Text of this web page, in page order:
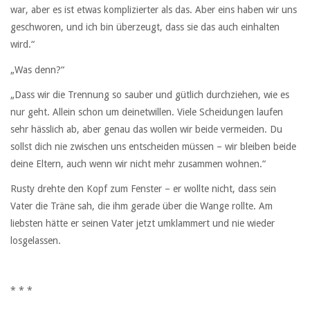
war, aber es ist etwas komplizierter als das. Aber eins haben wir uns
geschworen, und ich bin überzeugt, dass sie das auch einhalten
wird.“
„Was denn?“
„Dass wir die Trennung so sauber und gütlich durchziehen, wie es
nur geht. Allein schon um deinetwillen. Viele Scheidungen laufen
sehr hässlich ab, aber genau das wollen wir beide vermeiden. Du
sollst dich nie zwischen uns entscheiden müssen – wir bleiben beide
deine Eltern, auch wenn wir nicht mehr zusammen wohnen.“
Rusty drehte den Kopf zum Fenster – er wollte nicht, dass sein
Vater die Träne sah, die ihm gerade über die Wange rollte. Am
liebsten hätte er seinen Vater jetzt umklammert und nie wieder
losgelassen.
* * *